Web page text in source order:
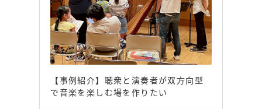
【事例紹介】聴衆と演奏者が双方向型
で音楽を楽しむ場を作りたい